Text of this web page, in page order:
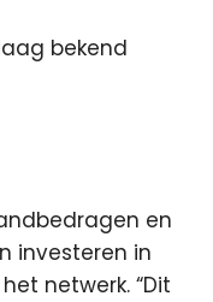
bekend
en
investeren in
netwerk. “Dit